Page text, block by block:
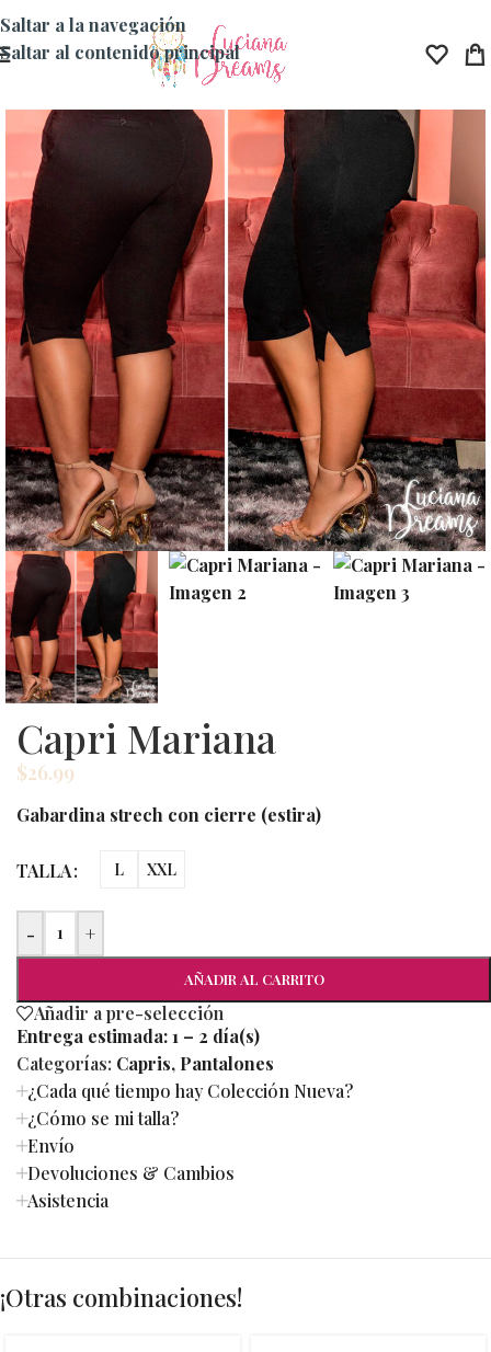
Saltar a la navegación
Saltar al contenido principal
Capri Mariana
$26.99
Gabardina strech con cierre (estira)
TALLA L XXL
- +
AÑADIR AL CARRITO
Añadir a pre-selección
Entrega estimada:1 – 2 día(s)
Categorías: Capris, Pantalones
¿Cada qué tiempo hay Colección Nueva?
¿Cómo se mi talla?
Envío
Devoluciones & Cambios
Asistencia
¡Otras combinaciones!